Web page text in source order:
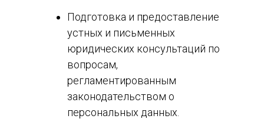
Подготовка и предоставление
устных и письменных
юридических консультаций по
вопросам,
регламентированным
законодательством о
персональных данных.